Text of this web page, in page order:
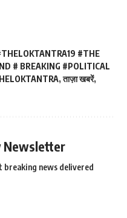
#THE
# BREAKING #POLITICAL
,ताज़ा खबरें,
Newsletter
breaking news delivered